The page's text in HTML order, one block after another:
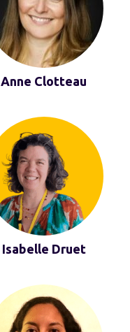
Anne Clotteau
Isabelle Druet